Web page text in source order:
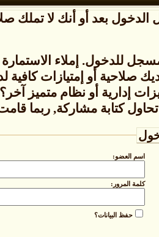
بعد أو أنك لا تملك
للدخول. إملاء
صلاحية أو إمتيازات
إدارية أو نظام متميز آخر؟
تحاول كتابة مشاركة, ربما
اسم العضو:
كلمة المرور:
حفظ البيانات؟